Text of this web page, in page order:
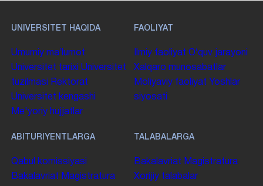
UNIVERSITET HAQIDA
Umumiy maʼlumot
Universitet tarixi Universitet
tuzilmasi
Rektorat
Universitet kengashi
Me'yoriy hujjatlar
FAOLIYAT
Ilmiy faoliyat Oʻquv jarayoni
Xalqaro munosabatlar
Moliyaviy faoliyat Yoshlar
siyosati
ABITURIYENTLARGA
Qabul komissiyasi
Bakalavriat Magistratura
TALABALARGA
Bakalavriat Magistratura
Xorijiy talabalar